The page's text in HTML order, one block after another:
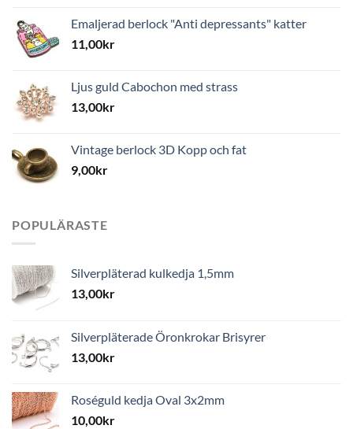
Emaljerad berlock "Anti depressants" katter
11,00kr
Ljus guld Cabochon med strass
13,00kr
Vintage berlock 3D Kopp och fat
9,00kr
POPULÄRASTE
Silverpläterad kulkedja 1,5mm
13,00kr
Silverpläterade Öronkrokar Brisyrer
13,00kr
Roséguld kedja Oval 3x2mm
10,00kr